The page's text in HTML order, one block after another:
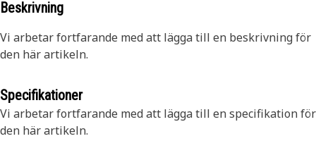
Beskrivning
Vi arbetar fortfarande med att lägga till en beskrivning för
den här artikeln.
Specifikationer
Vi arbetar fortfarande med att lägga till en specifikation för
den här artikeln.